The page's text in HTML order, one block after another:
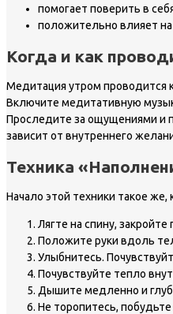
помогает поверить в
положительно влияет на
Когда и как
Медитация утром проводится
Включите медитативную
Проследите за ощущениями и
зависит от внутреннего
Техника
Начало этой техники такое
Лягте на спину,
Положите руки вдоль
Улыбнитесь.
Почувствуйте тепло
Дышите медленно и
Не торопитесь,